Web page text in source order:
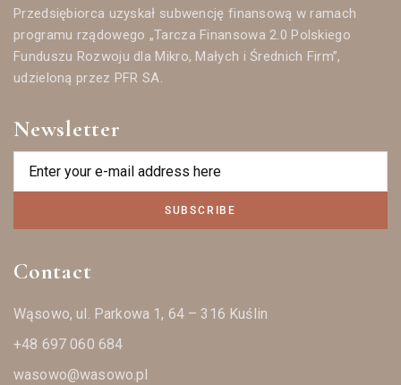
Przedsiębiorca uzyskał subwencję finansową w ramach
programu rządowego „Tarcza Finansowa 2.0 Polskiego
Funduszu Rozwoju dla Mikro, Małych i Średnich Firm”,
udzieloną przez PFR SA.
Newsletter
SUBSCRIBE
Contact
Wąsowo, ul. Parkowa 1, 64 – 316 Kuślin
+48 697 060 684
wasowo@wasowo.pl